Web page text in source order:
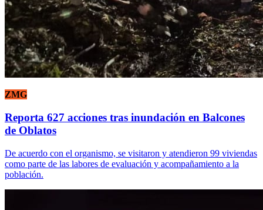
ZMG
Reporta 627 acciones tras inundación en Balcones
de Oblatos
De acuerdo con el organismo, se visitaron y atendieron 99 viviendas
como parte de las labores de evaluación y acompañamiento a la
población.